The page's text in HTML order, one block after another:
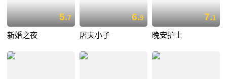
5.7
新婚之夜
6.9
屠夫小子
7.1
晚安护士